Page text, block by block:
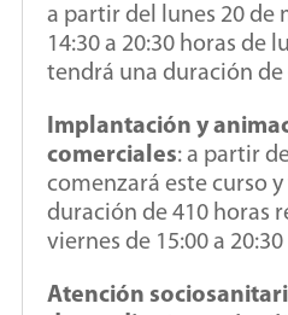
a partir del lunes 20 de
14:30 a 20:30 horas de
tendrá una duración de
Implantación y
comerciales: a partir
comenzará este curso
duración de 410 horas
viernes de 15:00 a
Atención